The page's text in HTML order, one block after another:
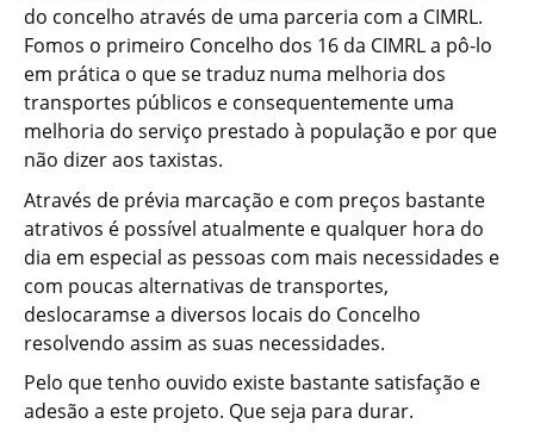
do concelho através de uma parceria com a CIMRL.
Fomos o primeiro Concelho dos 16 da CIMRL a pô-lo
em prática o que se traduz numa melhoria dos
transportes públicos e consequentemente uma
melhoria do serviço prestado à população e por que
não dizer aos taxistas.
Através de prévia marcação e com preços bastante
atrativos é possível atualmente e qualquer hora do
dia em especial as pessoas com mais necessidades e
com poucas alternativas de transportes,
deslocaramse a diversos locais do Concelho
resolvendo assim as suas necessidades.
Pelo que tenho ouvido existe bastante satisfação e
adesão a este projeto. Que seja para durar.